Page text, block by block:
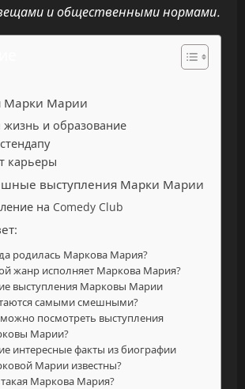
и общественными нормами.
Марки Марии
жизнь и образование
карьеры
выступления Марки Марии
на Comedy Club
родилась Маркова Мария?
жанр исполняет Маркова Мария?
выступления Марковы Марии
самыми смешными?
можно посмотреть выступления
Марии?
интересные факты из биографии
Марии известны?
Маркова Мария?